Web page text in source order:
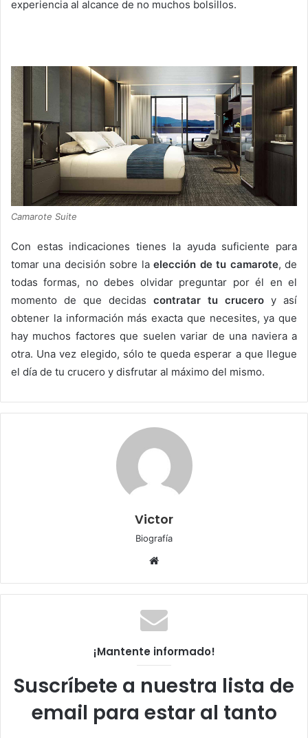
experiencia al alcance de no muchos bolsillos.
Camarote Suite
Con estas indicaciones tienes la ayuda suficiente para
tomar una decisión sobre laelección de tu camarote, de
todas formas, no debes olvidar preguntar por él en el
momento de que decidas contratar tu crucero y así
obtener la información más exacta que necesites, ya que
hay muchos factores que suelen variar de una naviera a
otra. Una vez elegido, sólo te queda esperar a que llegue
el día de tu crucero y disfrutar al máximo del mismo.
Victor
Biografía
Sitio
¡Mantente informado!
Suscríbete a nuestra lista de
email para estar al tanto